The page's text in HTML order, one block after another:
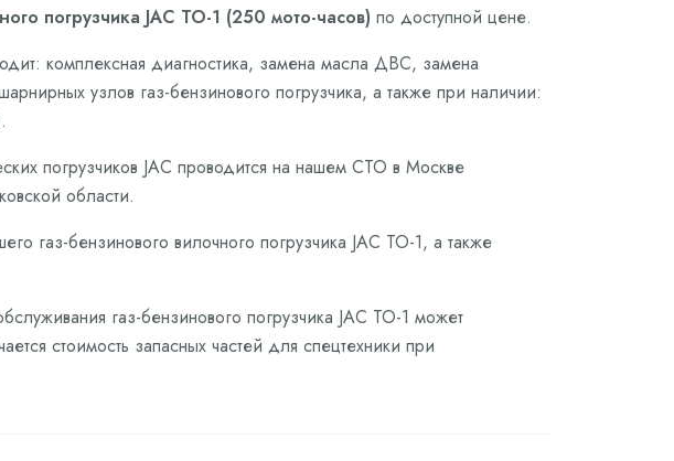
погрузчика JAC ТО-1 (250 мото-часов) по доступной цене.
комплексная диагностика, замена масла ДВС, замена
узлов газ-бензинового погрузчика, а также при наличии:
погрузчиков JAC проводится на нашем СТО в Москве
области.
газ-бензинового вилочного погрузчика JAC ТО-1, а также
газ-бензинового погрузчика JAC ТО-1 может
стоимость запасных частей для спецтехники при